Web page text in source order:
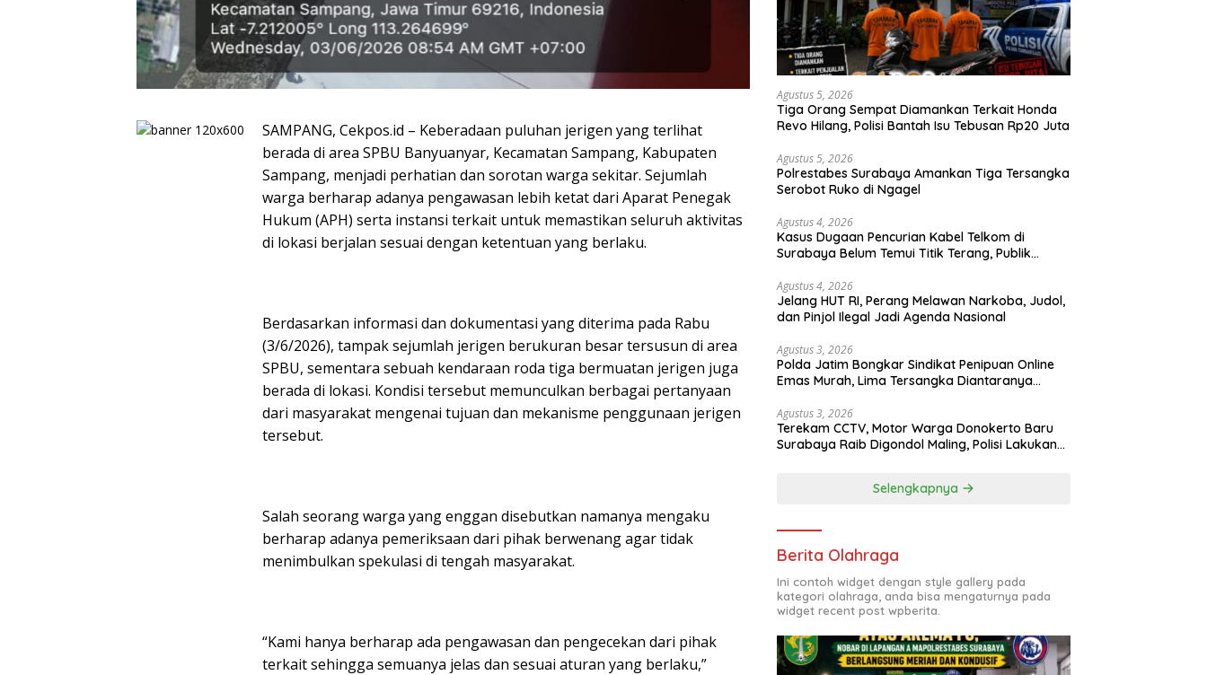
SAMPANG, Cekpos.id – Keberadaan puluhan jerigen yang terlihat
berada di area SPBU Banyuanyar, Kecamatan Sampang, Kabupaten
Sampang, menjadi perhatian dan sorotan warga sekitar. Sejumlah
warga berharap adanya pengawasan lebih ketat dari Aparat Penegak
Hukum (APH) serta instansi terkait untuk memastikan seluruh aktivitas
di lokasi berjalan sesuai dengan ketentuan yang berlaku.
Berdasarkan informasi dan dokumentasi yang diterima pada Rabu
(3/6/2026), tampak sejumlah jerigen berukuran besar tersusun di area
SPBU, sementara sebuah kendaraan roda tiga bermuatan jerigen juga
berada di lokasi. Kondisi tersebut memunculkan berbagai pertanyaan
dari masyarakat mengenai tujuan dan mekanisme penggunaan jerigen
tersebut.
Salah seorang warga yang enggan disebutkan namanya mengaku
berharap adanya pemeriksaan dari pihak berwenang agar tidak
menimbulkan spekulasi di tengah masyarakat.
“Kami hanya berharap ada pengawasan dan pengecekan dari pihak
terkait sehingga semuanya jelas dan sesuai aturan yang berlaku,”
Agustus 5, 2026
Tiga Orang Sempat Diamankan Terkait Honda
Revo Hilang, Polisi Bantah Isu Tebusan Rp20 Juta
Agustus 5, 2026
Polrestabes Surabaya Amankan Tiga Tersangka
Serobot Ruko di Ngagel
Agustus 4, 2026
Kasus Dugaan Pencurian Kabel Telkom di
Surabaya Belum Temui Titik Terang, Publik
Agustus 4, 2026
Jelang HUT RI, Perang Melawan Narkoba, Judol,
dan Pinjol Ilegal Jadi Agenda Nasional
Agustus 3, 2026
Polda Jatim Bongkar Sindikat Penipuan Online
Emas Murah, Lima Tersangka Diantaranya
Agustus 3, 2026
Terekam CCTV, Motor Warga Donokerto Baru
Surabaya Raib Digondol Maling, Polisi Lakukan
Selengkapnya
Berita Olahraga
Ini contoh widget dengan style gallery pada
kategori olahraga, anda bisa mengaturnya pada
widget recent post wpberita.